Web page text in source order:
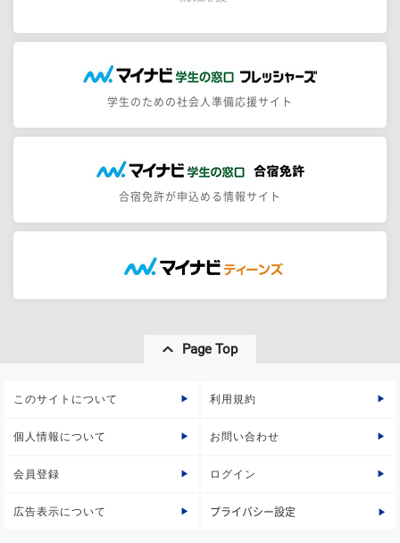
学生のための社会人準備応援サイト
合宿免許が申込める情報サイト
Page Top
このサイトについて 利用規約
個人情報について お問い合わせ
会員登録 ログイン
広告表示について プライバシー設定